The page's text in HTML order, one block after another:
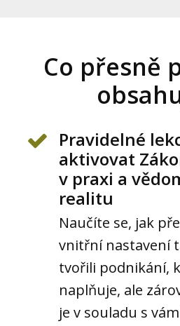
Co přesně
Pravidelné
aktivovat
v praxi a
realitu
Naučíte se, jak
vnitřní nastavení
tvořili podnikání,
naplňuje, ale
je v souladu s